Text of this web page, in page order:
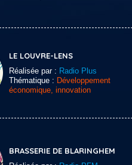
LE LOUVRE-LENS
Réalisée par : Radio Plus
Thématique : Développement
économique, innovation
BRASSERIE DE BLARINGHEM